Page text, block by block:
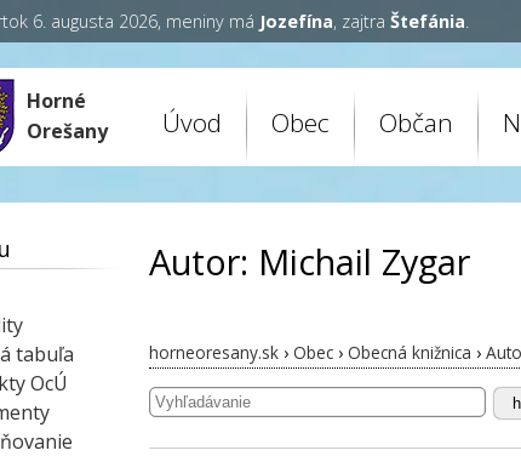
6. augusta 2026, meniny má Jozefína, zajtra Štefánia.
Horné
Orešany
Úvod Obec Občan
Autor: Michail Zygar
horneoresany.sk › Obec › Obecná knižnica ›
tabuľa
OcÚ